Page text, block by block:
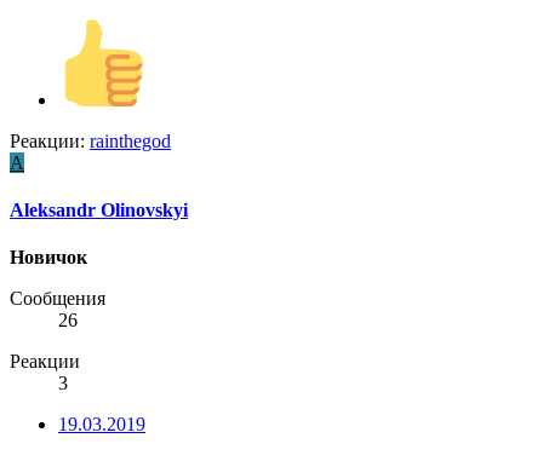
Реакции: rainthegod
A
Aleksandr Olinovskyi
Новичок
Сообщения
26
Реакции
3
19.03.2019